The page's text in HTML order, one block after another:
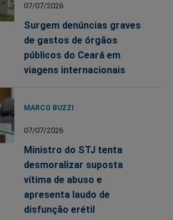
07/07/2026
Surgem denúncias graves
de gastos de órgãos
públicos do Ceará em
viagens internacionais
MARCO BUZZI
07/07/2026
Ministro do STJ tenta
desmoralizar suposta
vítima de abuso e
apresenta laudo de
disfunção erétil